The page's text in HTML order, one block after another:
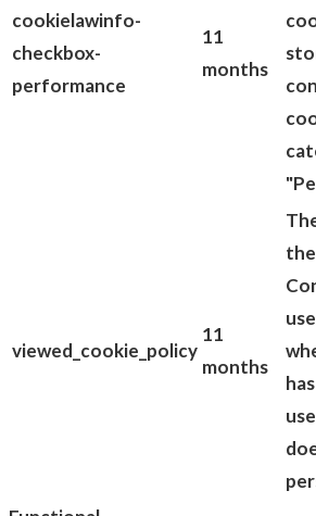
cookielawinfo-
checkbox-
performance
11
months
viewed_cookie_policy
11
months